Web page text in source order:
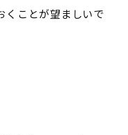
くことが望ましいで